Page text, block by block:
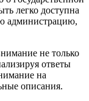
легко доступна
администрацию,
не только
ответы
на
описания.